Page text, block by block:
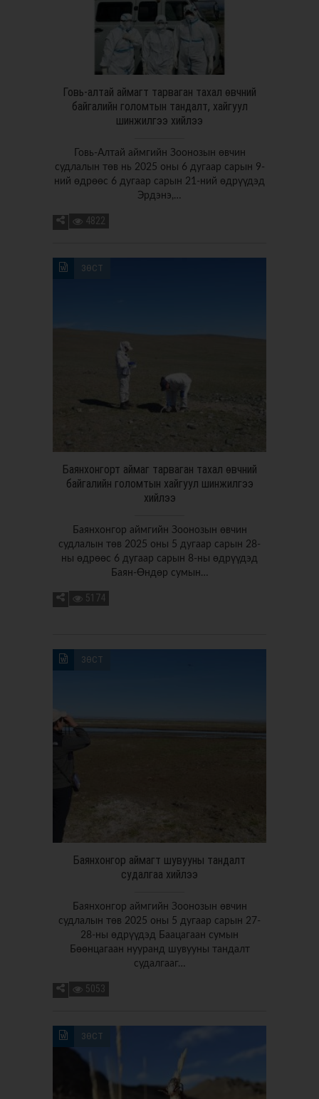
Говь-алтай аймагт тарваган тахал өвчний
байгалийн голомтын тандалт, хайгуул
шинжилгээ хийлээ
Говь-Алтай аймгийн Зоонозын өвчин
судлалын төв нь 2025 оны 6 дугаар сарын 9-
ний өдрөөс 6 дугаар сарын 21-ний өдрүүдэд
Эрдэнэ,…
4822
ЗӨСТ
Баянхонгорт аймаг тарваган тахал өвчний
байгалийн голомтын хайгуул шинжилгээ
хийлээ
Баянхонгор аймгийн Зоонозын өвчин
судлалын төв 2025 оны 5 дугаар сарын 28-
ны өдрөөс 6 дугаар сарын 8-ны өдрүүдэд
Баян-Өндөр сумын…
5174
ЗӨСТ
Баянхонгор аймагт шувууны тандалт
судалгаа хийлээ
Баянхонгор аймгийн Зоонозын өвчин
судлалын төв 2025 оны 5 дугаар сарын 27-
28-ны өдрүүдэд Баацагаан сумын
Бөөнцагаан нууранд шувууны тандалт
судалгааг…
5053
ЗӨСТ